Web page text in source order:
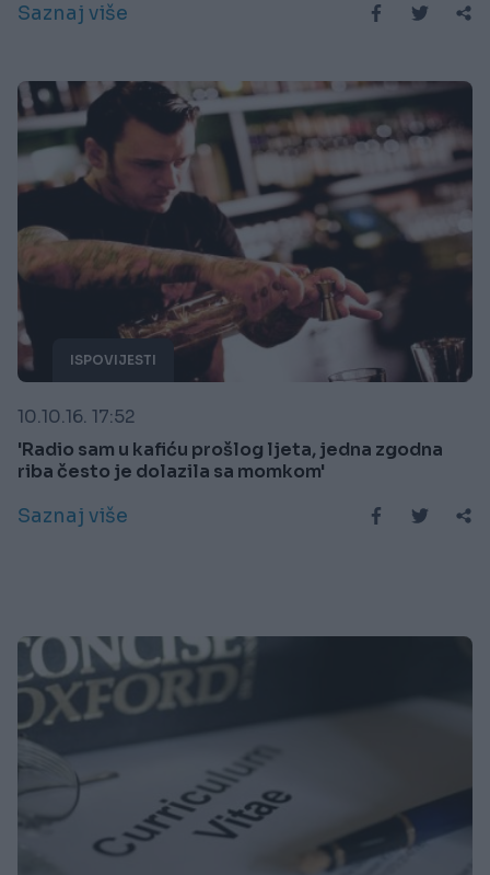
Saznaj više
ISPOVIJESTI
10.10.16. 17:52
'Radio sam u kafiću prošlog ljeta, jedna zgodna
riba često je dolazila sa momkom'
Saznaj više